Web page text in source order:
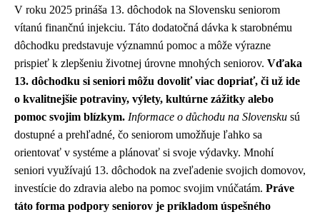
V roku 2025 prináša 13. dôchodok na Slovensku seniorom
vítanú finančnú injekciu. Táto dodatočná dávka k starobnému
dôchodku predstavuje významnú pomoc a môže výrazne
prispieť k zlepšeniu životnej úrovne mnohých seniorov. Vďaka
13. dôchodku si seniori môžu dovoliť viac dopriať, či už ide
o kvalitnejšie potraviny, výlety, kultúrne zážitky alebo
pomoc svojim blízkym. Informace o důchodu na Slovensku sú
dostupné a prehľadné, čo seniorom umožňuje ľahko sa
orientovať v systéme a plánovať si svoje výdavky. Mnohí
seniori využívajú 13. dôchodok na zveľadenie svojich domovov,
investície do zdravia alebo na pomoc svojim vnúčatám. Práve
táto forma podpory seniorov je príkladom úspešného